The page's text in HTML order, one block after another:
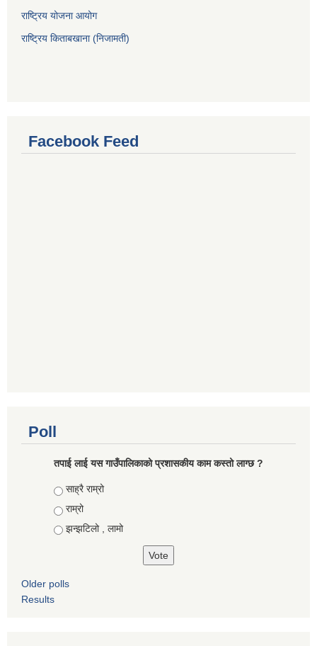
राष्ट्रिय योजना आयोग
राष्ट्रिय किताबखाना (निजामती)
Facebook Feed
Poll
तपाई लाई यस गाउँपालिकाको प्रशासकीय काम कस्तो लाग्छ ?
Choices
साह्रै राम्रो
राम्रो
झन्झटिलो , लामो
Older polls
Results